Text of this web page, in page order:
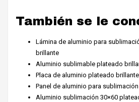
También se le
Lámina de aluminio para
brillante
Aluminio sublimable plateado
Placa de aluminio plateado
Panel de aluminio para
Aluminio sublimación 30×60